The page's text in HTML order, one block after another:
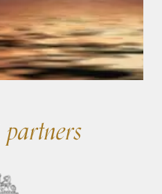
partners